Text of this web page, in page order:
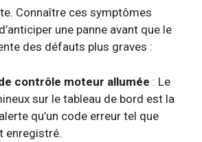
Connaître ces symptômes
une panne avant que le
des défauts plus graves :
contrôle moteur allumée : Le
sur le tableau de bord est la
qu’un code erreur tel que
enregistré.